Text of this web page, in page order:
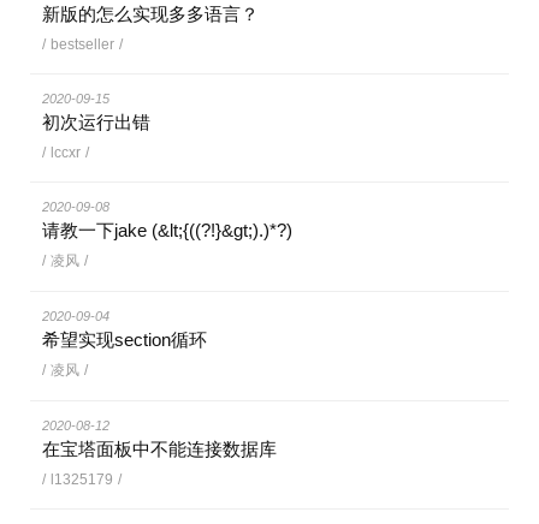
新版的怎么实现多多语言？
/ bestseller /
2020-09-15
初次运行出错
/ lccxr /
2020-09-08
请教一下jake (&lt;{((?!}&gt;).)*?)
/ 凌风 /
2020-09-04
希望实现section循环
/ 凌风 /
2020-08-12
在宝塔面板中不能连接数据库
/ l1325179 /